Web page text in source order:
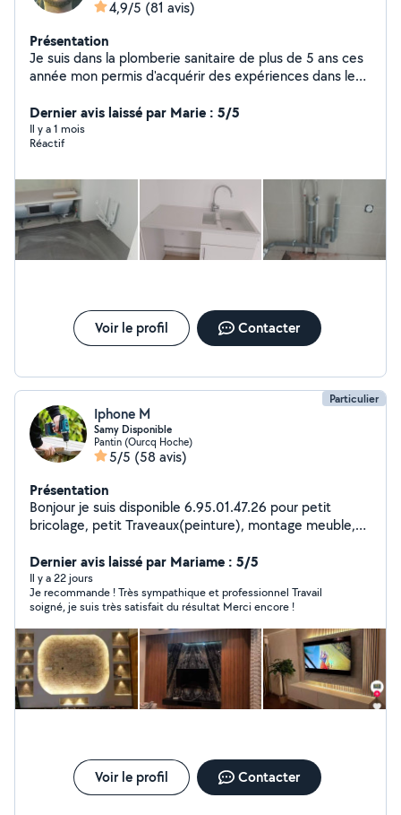
4,9/5 (81 avis)
Présentation
Je suis dans la plomberie sanitaire de plus de 5 ans ces
année mon permis d'acquérir des expériences dans le
prestations
Dernier avis laissé par Marie : 5/5
Il y a 1 mois
Réactif
Voir le profil Contacter
Particulier
Iphone M
Samy Disponible
Pantin (Ourcq Hoche)
5/5 (58 avis)
Présentation
Bonjour je suis disponible 6.95.01.47.26 pour petit
bricolage, petit Traveaux(peinture), montage meuble,
Dernier avis laissé par Mariame : 5/5
Il y a 22 jours
Je recommande ! Très sympathique et professionnel Travail
soigné, je suis très satisfait du résultat Merci encore !
Voir le profil Contacter